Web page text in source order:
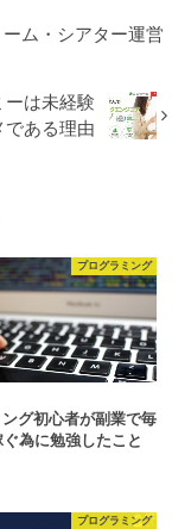
ーム・シアター運営
ーは未経験
である理由
プログラミング
グ初心者が副業で毎
ぐ為に勉強したこと
プログラミング